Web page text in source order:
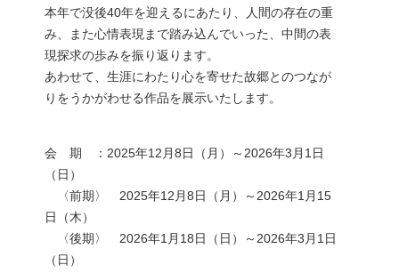
本年で没後40年を迎えるにあたり、人間の存在の重
み、また心情表現まで踏み込んでいった、中間の表
現探求の歩みを振り返ります。
あわせて、生涯にわたり心を寄せた故郷とのつなが
りをうかがわせる作品を展示いたします。
会 期 ：2025年12月8日（月）～2026年3月1日
（日）
〈前期〉 2025年12月8日（月）～2026年1月15
日（木）
〈後期〉 2026年1月18日（日）～2026年3月1日
（日）